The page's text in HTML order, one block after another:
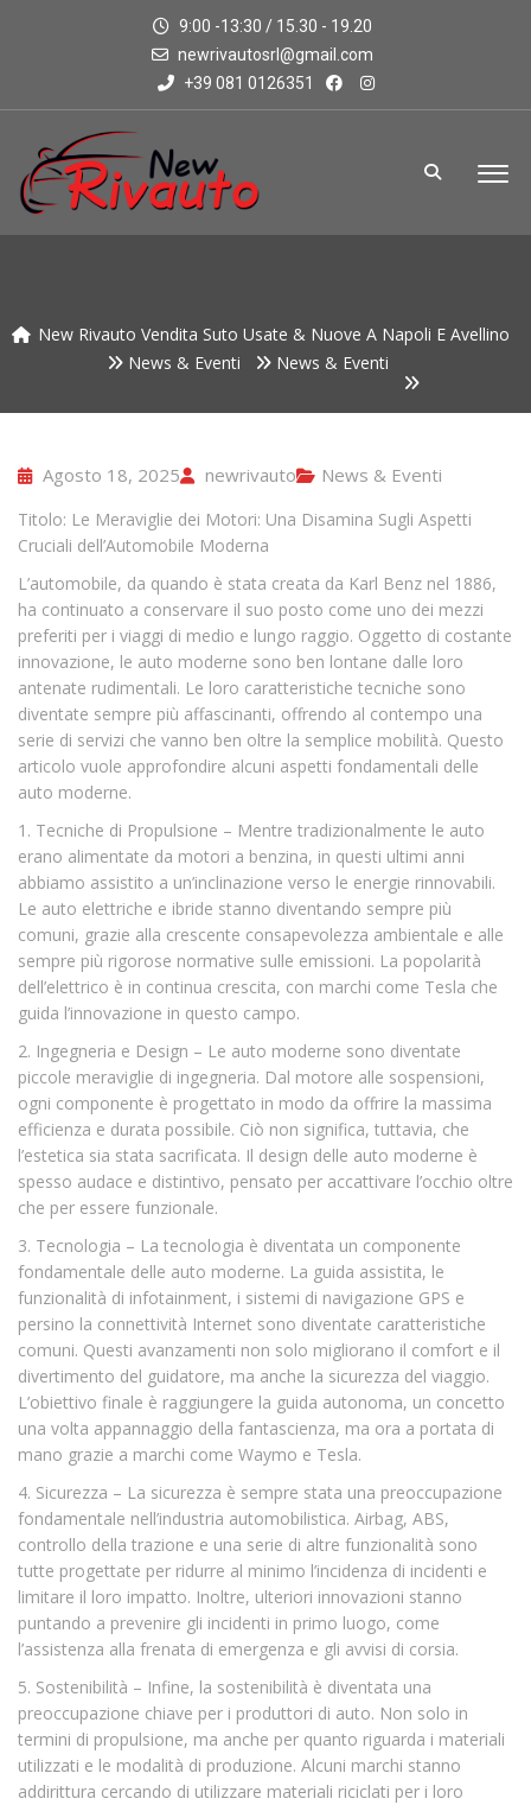
9:00 -13:30 / 15.30 - 19.20
newrivautosrl@gmail.com
+39 081 0126351
New Rivauto Vendita Suto Usate & Nuove A Napoli E Avellino
News & Eventi
News & Eventi
Agosto 18, 2025 newrivauto News & Eventi
Titolo: Le Meraviglie dei Motori: Una Disamina Sugli Aspetti
Cruciali dell’Automobile Moderna
L’automobile, da quando è stata creata da Karl Benz nel 1886,
ha continuato a conservare il suo posto come uno dei mezzi
preferiti per i viaggi di medio e lungo raggio. Oggetto di costante
innovazione, le auto moderne sono ben lontane dalle loro
antenate rudimentali. Le loro caratteristiche tecniche sono
diventate sempre più affascinanti, offrendo al contempo una
serie di servizi che vanno ben oltre la semplice mobilità. Questo
articolo vuole approfondire alcuni aspetti fondamentali delle
auto moderne.
1. Tecniche di Propulsione – Mentre tradizionalmente le auto
erano alimentate da motori a benzina, in questi ultimi anni
abbiamo assistito a un’inclinazione verso le energie rinnovabili.
Le auto elettriche e ibride stanno diventando sempre più
comuni, grazie alla crescente consapevolezza ambientale e alle
sempre più rigorose normative sulle emissioni. La popolarità
dell’elettrico è in continua crescita, con marchi come Tesla che
guida l’innovazione in questo campo.
2. Ingegneria e Design – Le auto moderne sono diventate
piccole meraviglie di ingegneria. Dal motore alle sospensioni,
ogni componente è progettato in modo da offrire la massima
efficienza e durata possibile. Ciò non significa, tuttavia, che
l’estetica sia stata sacrificata. Il design delle auto moderne è
spesso audace e distintivo, pensato per accattivare l’occhio oltre
che per essere funzionale.
3. Tecnologia – La tecnologia è diventata un componente
fondamentale delle auto moderne. La guida assistita, le
funzionalità di infotainment, i sistemi di navigazione GPS e
persino la connettività Internet sono diventate caratteristiche
comuni. Questi avanzamenti non solo migliorano il comfort e il
divertimento del guidatore, ma anche la sicurezza del viaggio.
L’obiettivo finale è raggiungere la guida autonoma, un concetto
una volta appannaggio della fantascienza, ma ora a portata di
mano grazie a marchi come Waymo e Tesla.
4. Sicurezza – La sicurezza è sempre stata una preoccupazione
fondamentale nell’industria automobilistica. Airbag, ABS,
controllo della trazione e una serie di altre funzionalità sono
tutte progettate per ridurre al minimo l’incidenza di incidenti e
limitare il loro impatto. Inoltre, ulteriori innovazioni stanno
puntando a prevenire gli incidenti in primo luogo, come
l’assistenza alla frenata di emergenza e gli avvisi di corsia.
5. Sostenibilità – Infine, la sostenibilità è diventata una
preoccupazione chiave per i produttori di auto. Non solo in
termini di propulsione, ma anche per quanto riguarda i materiali
utilizzati e le modalità di produzione. Alcuni marchi stanno
addirittura cercando di utilizzare materiali riciclati per i loro